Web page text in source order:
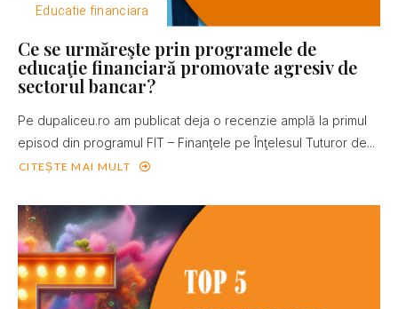
Educatie financiara
Ce se urmăreşte prin programele de
educaţie financiară promovate agresiv de
sectorul bancar?
Pe dupaliceu.ro am publicat deja o recenzie amplă la primul
episod din programul FIT – Finanţele pe Înţelesul Tuturor de...
CITEȘTE MAI MULT